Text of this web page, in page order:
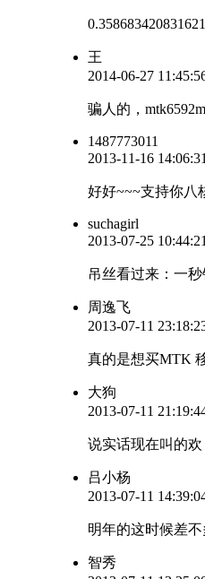
王
2014-06-27
骗人的，
1487773011
2013-11-16
好好~~~支持你八
suchagirl
2013-07-25
吊丝看过来：一
周逸飞
2013-07-11
真的是想买MTK
大狗
2013-07-11
说实话现在叫的
吕小杨
2013-07-11
明年的这时候差不
智秀